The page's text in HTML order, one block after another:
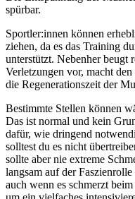
spürbar.
Sportler:innen können
ziehen, da es das Training
unterstützt. Nebenher beugt
Verletzungen vor, macht
die Regenerationszeit der
Bestimmte Stellen können
Das ist normal und kein
dafür, wie dringend
solltest du es nicht
sollte aber nie extreme
langsam auf der
auch wenn es schmerzt